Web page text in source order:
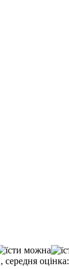
, середня оцінка: